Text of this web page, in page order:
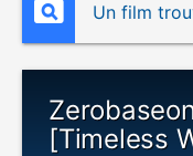
Un film
[Timeless